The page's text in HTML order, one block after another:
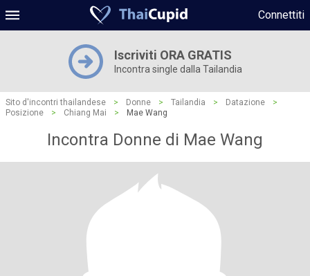
Connettiti
Iscriviti ORA GRATIS
Incontra single dalla Tailandia
Sito d'incontri thailandese > Donne > Tailandia > Datazione
>
Posizione
> Chiang Mai > Mae Wang
Incontra Donne di Mae Wang